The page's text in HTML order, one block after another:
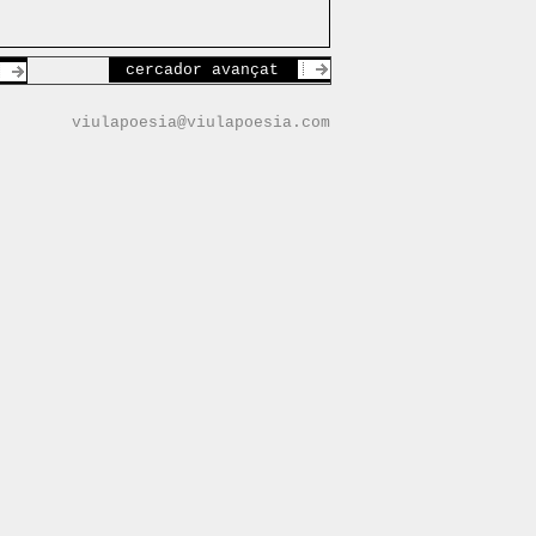
cercador avançat
viulapoesia@viulapoesia.com